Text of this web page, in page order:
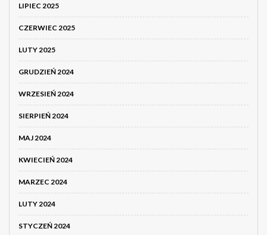
LIPIEC 2025
CZERWIEC 2025
LUTY 2025
GRUDZIEŃ 2024
WRZESIEŃ 2024
SIERPIEŃ 2024
MAJ 2024
KWIECIEŃ 2024
MARZEC 2024
LUTY 2024
STYCZEŃ 2024